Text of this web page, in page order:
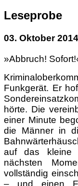
Leseprobe
03. Oktober
»Abbruch!
Funkgerät. Er
hörte. Die
einer Minute
die Männer in
auf das kleine
nächsten
vollständig
– und einen